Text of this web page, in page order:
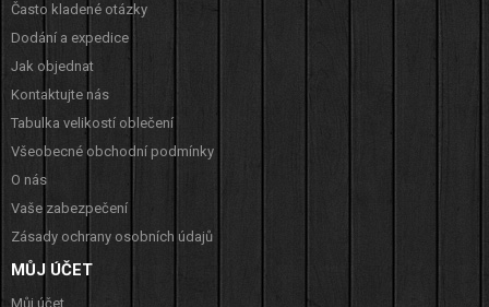
Často kladené otázky
Dodání a expedice
Jak objednat
Kontaktujte nás
Tabulka velikostí oblečení
Všeobecné obchodní podmínky
O nás
Vaše zabezpečení
Zásady ochrany osobních údajů
MŮJ ÚČET
Můj účet